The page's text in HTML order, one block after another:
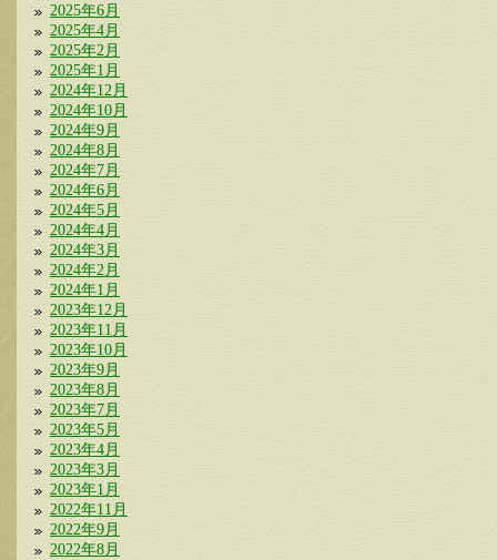
2025年6月
2025年4月
2025年2月
2025年1月
2024年12月
2024年10月
2024年9月
2024年8月
2024年7月
2024年6月
2024年5月
2024年4月
2024年3月
2024年2月
2024年1月
2023年12月
2023年11月
2023年10月
2023年9月
2023年8月
2023年7月
2023年5月
2023年4月
2023年3月
2023年1月
2022年11月
2022年9月
2022年8月